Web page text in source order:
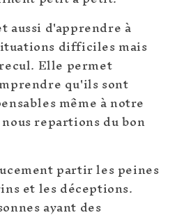
aussi d'apprendre à
difficiles mais
Elle permet
qu'ils sont
même à notre
repartions du bon
partir les peines
et les déceptions.
ayant des